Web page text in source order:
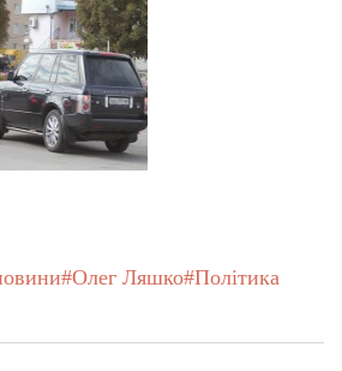
#Олег Ляшко#Політика